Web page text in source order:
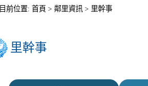
目前位置: 首頁 > 鄰里資訊 > 里幹事
里幹事